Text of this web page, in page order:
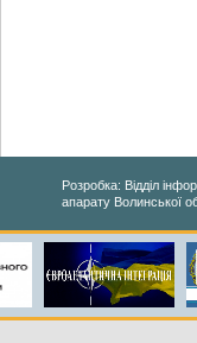
Розробка: Відділ
апарату Волинської